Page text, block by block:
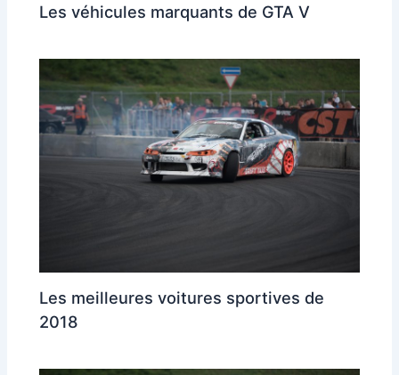
Les véhicules marquants de GTA V
Les meilleures voitures sportives de
2018